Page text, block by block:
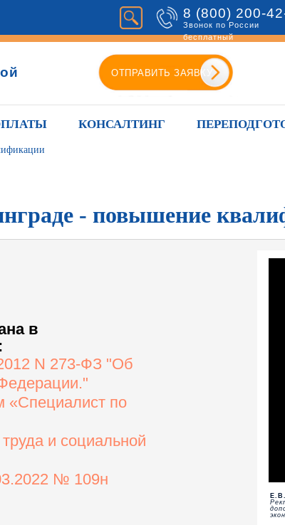
8 (800) 200-
Звонок по России
бесплатный
ОТПРАВИТЬ ЗАЯВКУ
КОНСАЛТИНГ
- повышение
N 273-ФЗ "Об
«Специалист по
и социальной
№ 109н
в